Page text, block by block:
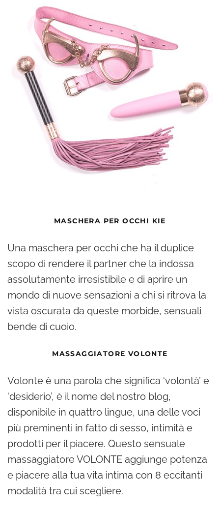
MASCHERA PER OCCHI KIE
Una maschera per occhi che ha il duplice
scopo di rendere il partner che la indossa
assolutamente irresistibile e di aprire un
mondo di nuove sensazioni a chi si ritrova la
vista oscurata da queste morbide, sensuali
bende di cuoio.
MASSAGGIATORE VOLONTE
Volonte è una parola che significa ‘volontà’ e
‘desiderio’, è il nome del nostro blog,
disponibile in quattro lingue, una delle voci
più preminenti in fatto di sesso, intimità e
prodotti per il piacere. Questo sensuale
massaggiatore VOLONTE aggiunge potenza
e piacere alla tua vita intima con 8 eccitanti
modalità tra cui scegliere.